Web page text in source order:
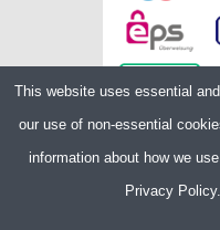
Merlin Cycles
Buckshaw Village,
This website uses essential
our use of non-essential
information about how we
Privacy Policy.